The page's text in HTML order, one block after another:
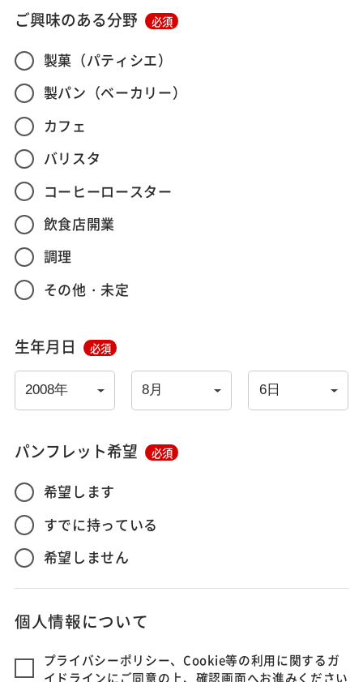
ご興味のある分野 必須
製菓（パティシエ）
製パン（ベーカリー）
カフェ
バリスタ
コーヒーロースター
飲食店開業
調理
その他・未定
生年月日 必須
パンフレット希望 必須
希望します
すでに持っている
希望しません
個人情報について
プライバシーポリシー、Cookie等の利用に関するガ
イドラインにご同意の上、確認画面へお進みください